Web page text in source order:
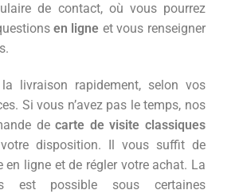
de contact, où vous pourrez
en ligne et vous renseigner
livraison rapidement, selon vos
Si vous n’avez pas le temps, nos
de carte de visite classiques
disposition. Il vous suffit de
en ligne et de régler votre achat. La
est possible sous certaines